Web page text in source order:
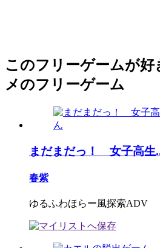
このフリーゲームが好
メのフリーゲーム
まだまだっ！ 女子高生
春紫
ゆるふわほらー風探索ADV